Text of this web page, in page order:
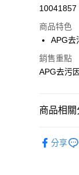
運送方式
本島宅配-
免運費
免運費
10041857
商品特色
APG去
銷售重點
APG去污
商品相關
分享